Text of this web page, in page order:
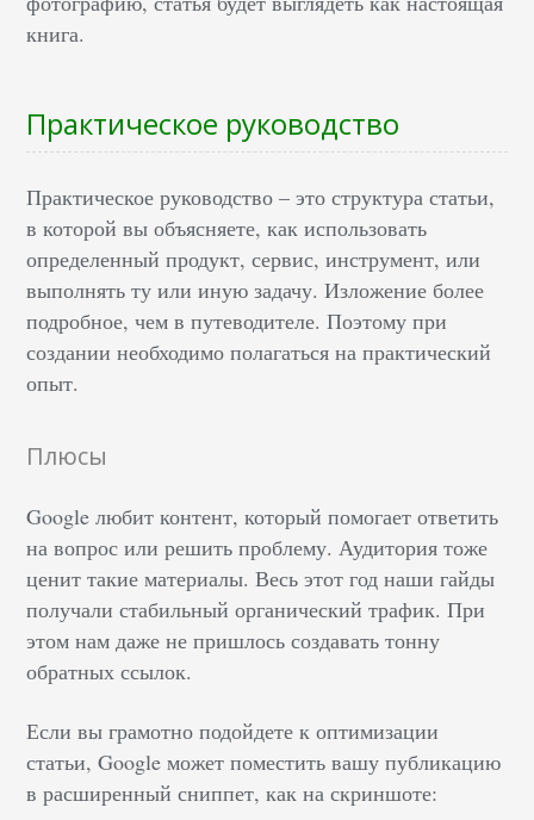
книга.
Практическое руководство
Практическое руководство – это структура статьи,
в которой вы объясняете, как использовать
определенный продукт, сервис, инструмент, или
выполнять ту или иную задачу. Изложение более
подробное, чем в путеводителе. Поэтому при
создании необходимо полагаться на практический
опыт.
Плюсы
Google любит контент, который помогает ответить
на вопрос или решить проблему. Аудитория тоже
ценит такие материалы. Весь этот год наши гайды
получали стабильный органический трафик. При
этом нам даже не пришлось создавать тонну
обратных ссылок.
Если вы грамотно подойдете к оптимизации
статьи, Google может поместить вашу публикацию
в расширенный сниппет, как на скриншоте: